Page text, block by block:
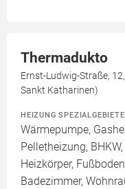
Thermadukto
Ernst-Ludwig-Straße,
Sankt Katharinen)
HEIZUNG SPEZIALGEBIETE
Wärmepumpe,
Pelletheizung,
Heizkörper,
Badezimmer,